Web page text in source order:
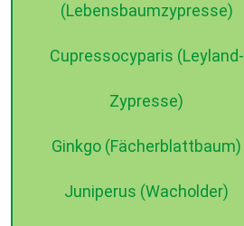
(Lebensbaumzypresse)
Cupressocyparis (Leyland-
Zypresse)
Ginkgo (Fächerblattbaum)
Juniperus (Wacholder)